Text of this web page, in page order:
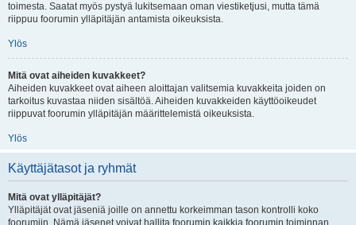
toimesta. Saatat myös pystyä lukitsemaan oman viestiketjusi, mutta tämä
riippuu foorumin ylläpitäjän antamista oikeuksista.
Ylös
Mitä ovat aiheiden kuvakkeet?
Aiheiden kuvakkeet ovat aiheen aloittajan valitsemia kuvakkeita joiden on
tarkoitus kuvastaa niiden sisältöä. Aiheiden kuvakkeiden käyttöoikeudet
riippuvat foorumin ylläpitäjän määrittelemistä oikeuksista.
Ylös
Käyttäjätasot ja ryhmät
Mitä ovat ylläpitäjät?
Ylläpitäjät ovat jäseniä joille on annettu korkeimman tason kontrolli koko
foorumiin. Nämä jäsenet voivat hallita foorumin kaikkia foorumin toiminnan